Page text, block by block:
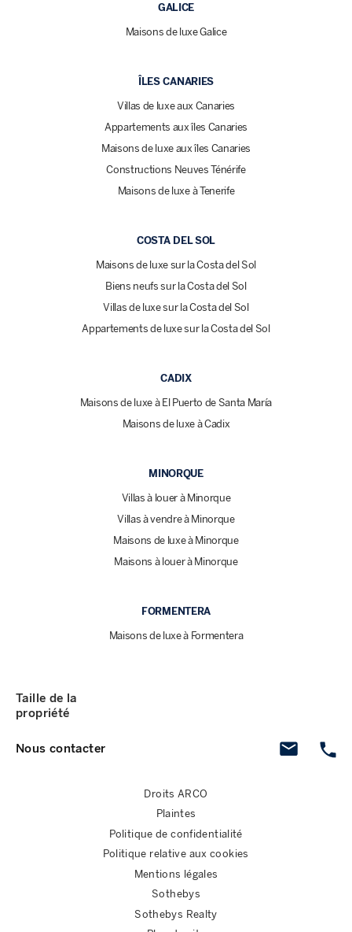
GALICE
Maisons de luxe Galice
ÎLES CANARIES
Villas de luxe aux Canaries
Appartements aux îles Canaries
Maisons de luxe aux îles Canaries
Constructions Neuves Ténérife
Maisons de luxe à Tenerife
COSTA DEL SOL
Maisons de luxe sur la Costa del Sol
Biens neufs sur la Costa del Sol
Villas de luxe sur la Costa del Sol
Appartements de luxe sur la Costa del Sol
CADIX
Maisons de luxe à El Puerto de Santa María
Maisons de luxe à Cadix
MINORQUE
Villas à louer à Minorque
Villas à vendre à Minorque
Maisons de luxe à Minorque
Maisons à louer à Minorque
FORMENTERA
Maisons de luxe à Formentera
Nous contacter
Taille de la
propriété
Droits ARCO
Plaintes
Politique de confidentialité
Politique relative aux cookies
Mentions légales
Sothebys
Sothebys Realty